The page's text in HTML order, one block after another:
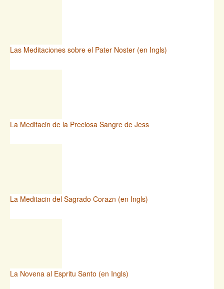
Las Meditaciones sobre el Pater Noster (en Ingls)
La Meditacin de la Preciosa Sangre de Jess
La Meditacin del Sagrado Corazn (en Ingls)
La Novena al Espritu Santo (en Ingls)